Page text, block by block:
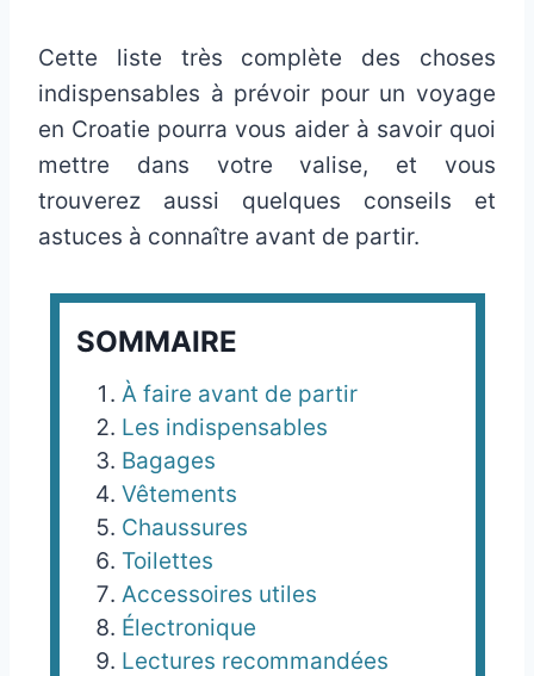
Cette liste très complète des choses
indispensables à prévoir pour un voyage
en Croatie pourra vous aider à savoir quoi
mettre dans votre valise, et vous
trouverez aussi quelques conseils et
astuces à connaître avant de partir.
SOMMAIRE
À faire avant de partir
Les indispensables
Bagages
Vêtements
Chaussures
Toilettes
Accessoires utiles
Électronique
Lectures recommandées